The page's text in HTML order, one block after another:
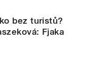
bez turistů?
Fjaka